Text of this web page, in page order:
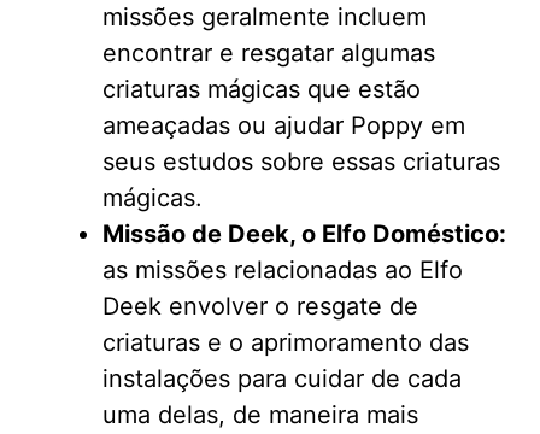
missões geralmente incluem
encontrar e resgatar algumas
criaturas mágicas que estão
ameaçadas ou ajudar Poppy em
seus estudos sobre essas criaturas
mágicas.
Missão de Deek, o Elfo Doméstico:
as missões relacionadas ao Elfo
Deek envolver o resgate de
criaturas e o aprimoramento das
instalações para cuidar de cada
uma delas, de maneira mais